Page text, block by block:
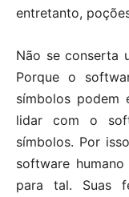
entretanto,
Não se conserta
Porque o
símbolos podem
lidar com o
símbolos. Por
software
para tal. Suas